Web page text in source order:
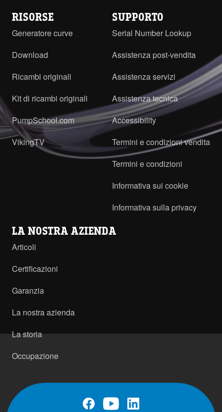
RISORSE
Generatore curve
Download
Ricambi originali
Kit di ricambi originali
PumpSchool.com
VikingTV
SUPPORTO
Serial Number Lookup
Assistenza post-vendita
Assistenza servizi
Assistenza tecnica
Accessibility
Termini e condizioni vendita
Termini e condizioni
Informativa sui cookie
Informativa sulla privacy
LA NOSTRA AZIENDA
Articoli
Certificazioni
Garanzia
La nostra azienda
La storia
Occupazione